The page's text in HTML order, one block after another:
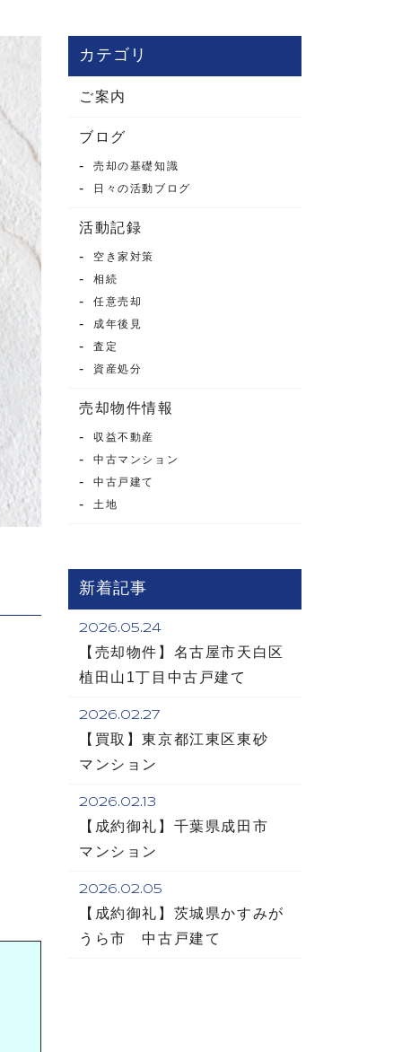
カテゴリ
ご案内
ブログ
売却の基礎知識
日々の活動ブログ
活動記録
空き家対策
相続
任意売却
成年後見
査定
資産処分
売却物件情報
収益不動産
中古マンション
中古戸建て
土地
新着記事
2026.05.24
【売却物件】名古屋市天白区
植田山1丁目中古戸建て
2026.02.27
【買取】東京都江東区東砂
マンション
2026.02.13
【成約御礼】千葉県成田市
マンション
2026.02.05
【成約御礼】茨城県かすみが
うら市 中古戸建て